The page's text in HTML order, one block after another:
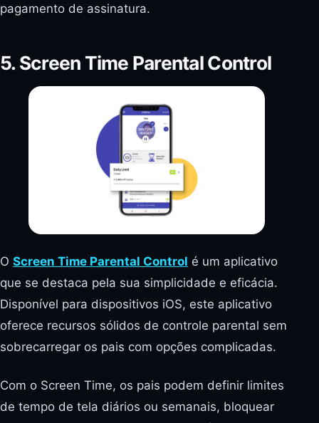
pagamento de assinatura.
5. Screen Time Parental Control
O Screen Time Parental Control é um aplicativo
que se destaca pela sua simplicidade e eficácia.
Disponível para dispositivos iOS, este aplicativo
oferece recursos sólidos de controle parental sem
sobrecarregar os pais com opções complicadas.
Com o Screen Time, os pais podem definir limites
de tempo de tela diários ou semanais, bloquear